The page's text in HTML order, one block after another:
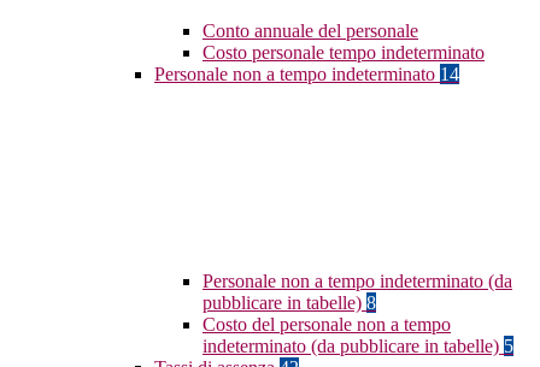
Conto annuale del personale
Costo personale tempo indeterminato
Personale non a tempo indeterminato 14
Personale non a tempo indeterminato (da
pubblicare in tabelle) 8
Costo del personale non a tempo
indeterminato (da pubblicare in tabelle) 5